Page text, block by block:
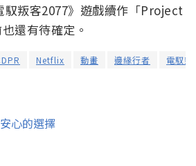
馭叛客2077》遊戲續作「Project
還有待確定。
Netflix 動畫 邊緣行者 電馭
心的選擇